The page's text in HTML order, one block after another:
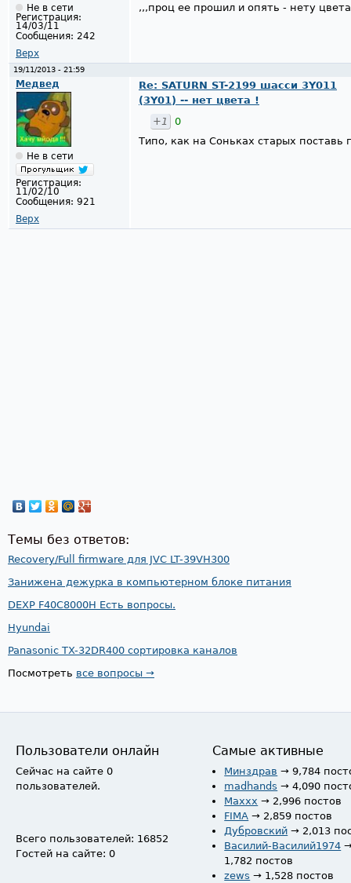
Не в сети
Регистрация:
14/03/11
Сообщения: 242
Верх
,,,проц ее прошил и опять - нету
19/11/2013 - 21:59
Медвед
Не в сети
Регистрация:
11/02/10
Сообщения: 921
Верх
Re: SATURN ST-2199 шасси 3Y011
(3Y01) -- нет цвета !
+1
0
Типо, как на Соньках старых
Темы без ответов:
Recovery/Full firmware для JVC LT-39VH300
Занижена дежурка в компьютерном блоке питания
DEXP F40C8000H Есть вопросы.
Hyundai
Panasonic TX-32DR400 сортировка каналов
Посмотреть все вопросы →
Пользователи онлайн
Сейчас на сайте 0
пользователей.
Всего пользователей: 16852
Гостей на сайте: 0
Самые активные
Минздрав → 9,784
madhands → 4,090
Maxxx → 2,996 постов
FIMA → 2,859 постов
Дубровский → 2,013
Василий-Василий1974
1,782 постов
zews → 1,528 постов